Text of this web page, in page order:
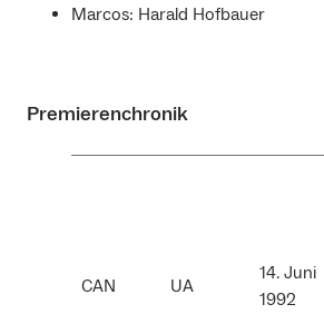
Marcos: Harald Hofbauer
Premierenchronik
CAN UA
14. Juni
1992